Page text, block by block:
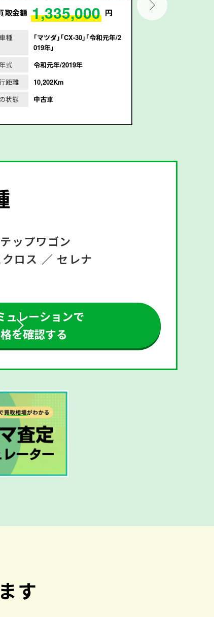
取金額 1,335,000 円
種
｢マツダ｣｢CX-30｣｢令和元年/2
019年｣
式
令和元年/2019年
距離
10,202Km
状態
中古車
ップワゴン
ロス ／ セレナ
ュレーションで
を確認する
す